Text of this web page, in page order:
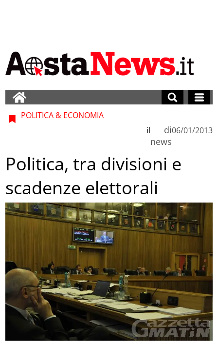
POLITICA & ECONOMIA
di
news
il 06/01/2013
Politica, tra divisioni e
scadenze elettorali